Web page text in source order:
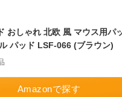
おしゃれ 北欧 風 マウス用パ
パッド LSF-066 (ブラウン)
Amazonで探す